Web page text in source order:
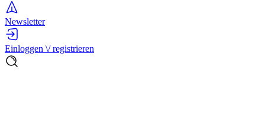
Newsletter
Einloggen \/ registrieren